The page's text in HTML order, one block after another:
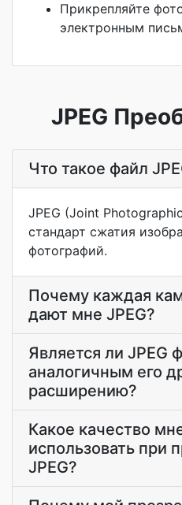
Прикрепляйте
электронным
JPEG
Что такое файл
JPEG (Joint
стандарт сжатия
фотографий.
Почему каждая
дают мне JPEG?
Является ли JPEG
аналогичным его
расширению?
Какое качество
использовать при
JPEG?